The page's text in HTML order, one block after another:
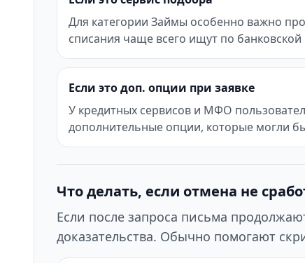
Для категории Займы особенно важно
списания чаще всего ищут по
Если это доп. опции при заявке
У кредитных сервисов и МФО
дополнительные опции, которые могли
Что делать, если отмена не
Если после запроса письма
доказательства. Обычно помогают